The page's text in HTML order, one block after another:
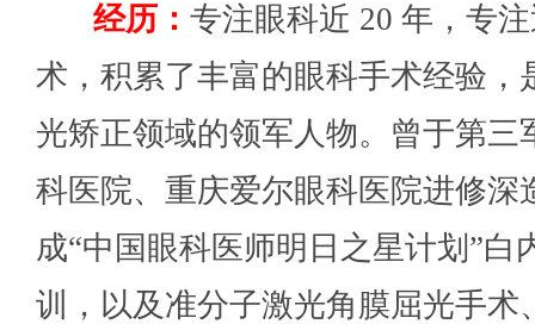
经历： 专注眼科近 20 年， 专
术，积累了丰富的眼科手术经验，
光矫正领域的领军人物。曾于第三
科医院、重庆爱尔眼科医院进修深
成“中国眼科医师明日之星计划”白
训，以及准分子激光角膜屈光手术